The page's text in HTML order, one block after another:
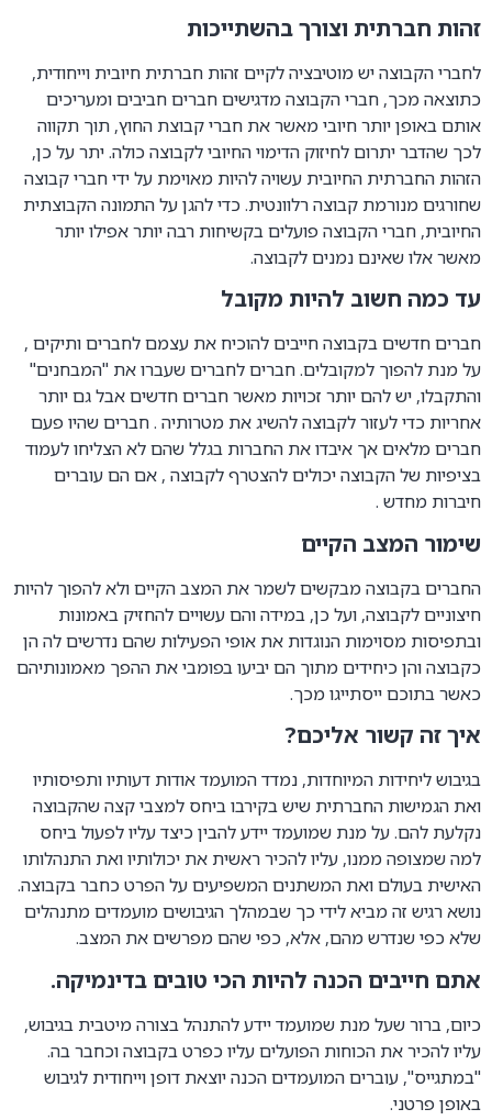
זהות חברתית וצורך בהשתייכות
לחברי הקבוצה יש מוטיבציה לקיים זהות חברתית חיובית וייחודית,
כתוצאה מכך, חברי הקבוצה מדגישים חברים חביבים ומעריכים
אותם באופן יותר חיובי מאשר את חברי קבוצת החוץ, תוך תקווה
לכך שהדבר יתרום לחיזוק הדימוי החיובי לקבוצה כולה. יתר על כן,
הזהות החברתית החיובית עשויה להיות מאוימת על ידי חברי קבוצה
שחורגים מנורמת קבוצה רלוונטית. כדי להגן על התמונה הקבוצתית
החיובית, חברי הקבוצה פועלים בקשיחות רבה יותר אפילו יותר
מאשר אלו שאינם נמנים לקבוצה.
עד כמה חשוב להיות מקובל
חברים חדשים בקבוצה חייבים להוכיח את עצמם לחברים ותיקים ,
על מנת להפוך למקובלים. חברים לחברים שעברו את "המבחנים"
והתקבלו, יש להם יותר זכויות מאשר חברים חדשים אבל גם יותר
אחריות כדי לעזור לקבוצה להשיג את מטרותיה . חברים שהיו פעם
חברים מלאים אך איבדו את החברות בגלל שהם לא הצליחו לעמוד
בציפיות של הקבוצה יכולים להצטרף לקבוצה , אם הם עוברים
חיברות מחדש .
שימור המצב הקיים
החברים בקבוצה מבקשים לשמר את המצב הקיים ולא להפוך להיות
חיצוניים לקבוצה, ועל כן, במידה והם עשויים להחזיק באמונות
ובתפיסות מסוימות הנוגדות את אופי הפעילות שהם נדרשים לה הן
כקבוצה והן כיחידים מתוך הם יביעו בפומבי את ההפך מאמונותיהם
כאשר בתוכם ייסתייגו מכך.
איך זה קשור אליכם?
בגיבוש ליחידות המיוחדות, נמדד המועמד אודות דעותיו ותפיסותיו
ואת הגמישות החברתית שיש בקירבו ביחס למצבי קצה שהקבוצה
נקלעת להם. על מנת שמועמד יידע להבין כיצד עליו לפעול ביחס
למה שמצופה ממנו, עליו להכיר ראשית את יכולותיו ואת התנהלותו
האישית בעולם ואת המשתנים המשפיעים על הפרט כחבר בקבוצה.
נושא רגיש זה מביא לידי כך שבמהלך הגיבושים מועמדים מתנהלים
שלא כפי שנדרש מהם, אלא, כפי שהם מפרשים את המצב.
אתם חייבים הכנה להיות הכי טובים בדינמיקה.
כיום, ברור שעל מנת שמועמד יידע להתנהל בצורה מיטבית בגיבוש,
עליו להכיר את הכוחות הפועלים עליו כפרט בקבוצה וכחבר בה.
"במתגייס", עוברים המועמדים הכנה יוצאת דופן וייחודית לגיבוש
באופן פרטני.